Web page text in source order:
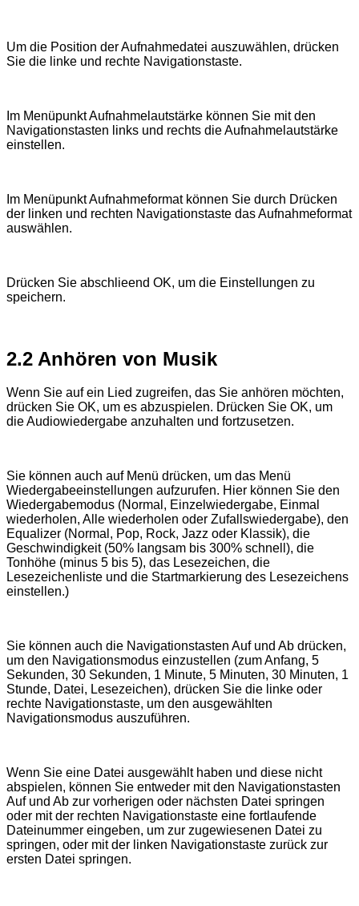
Um die Position der Aufnahmedatei auszuwählen, drücken
Sie die linke und rechte Navigationstaste.
Im Menüpunkt Aufnahmelautstärke können Sie mit den
Navigationstasten links und rechts die Aufnahmelautstärke
einstellen.
Im Menüpunkt Aufnahmeformat können Sie durch Drücken
der linken und rechten Navigationstaste das Aufnahmeformat
auswählen.
Drücken Sie abschlieend OK, um die Einstellungen zu
speichern.
2.2 Anhören von Musik
Wenn Sie auf ein Lied zugreifen, das Sie anhören möchten,
drücken Sie OK, um es abzuspielen. Drücken Sie OK, um
die Audiowiedergabe anzuhalten und fortzusetzen.
Sie können auch auf Menü drücken, um das Menü
Wiedergabeeinstellungen aufzurufen. Hier können Sie den
Wiedergabemodus (Normal, Einzelwiedergabe, Einmal
wiederholen, Alle wiederholen oder Zufallswiedergabe), den
Equalizer (Normal, Pop, Rock, Jazz oder Klassik), die
Geschwindigkeit (50% langsam bis 300% schnell), die
Tonhöhe (minus 5 bis 5), das Lesezeichen, die
Lesezeichenliste und die Startmarkierung des Lesezeichens
einstellen.)
Sie können auch die Navigationstasten Auf und Ab drücken,
um den Navigationsmodus einzustellen (zum Anfang, 5
Sekunden, 30 Sekunden, 1 Minute, 5 Minuten, 30 Minuten, 1
Stunde, Datei, Lesezeichen), drücken Sie die linke oder
rechte Navigationstaste, um den ausgewählten
Navigationsmodus auszuführen.
Wenn Sie eine Datei ausgewählt haben und diese nicht
abspielen, können Sie entweder mit den Navigationstasten
Auf und Ab zur vorherigen oder nächsten Datei springen
oder mit der rechten Navigationstaste eine fortlaufende
Dateinummer eingeben, um zur zugewiesenen Datei zu
springen, oder mit der linken Navigationstaste zurück zur
ersten Datei springen.